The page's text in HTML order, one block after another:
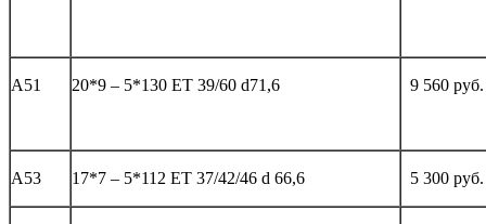
А51 20*9 – 5*130 ET 39/60 d71,6 9 560 руб.
А53 17*7 – 5*112 ЕТ 37/42/46 d 66,6 5 300 руб.